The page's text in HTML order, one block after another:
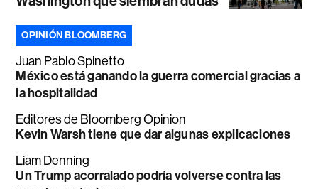
OPINIÓN BLOOMBERG
Juan Pablo Spinetto
México está ganando la guerra comercial gracias a
la hospitalidad
Editores de Bloomberg Opinion
Kevin Warsh tiene que dar algunas explicaciones
Liam Denning
Un Trump acorralado podría volverse contra las